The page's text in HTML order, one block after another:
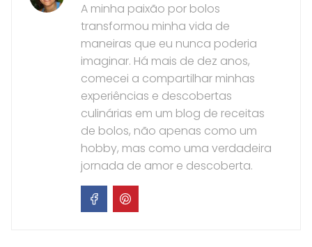
A minha paixão por bolos
transformou minha vida de
maneiras que eu nunca poderia
imaginar. Há mais de dez anos,
comecei a compartilhar minhas
experiências e descobertas
culinárias em um blog de receitas
de bolos, não apenas como um
hobby, mas como uma verdadeira
jornada de amor e descoberta.